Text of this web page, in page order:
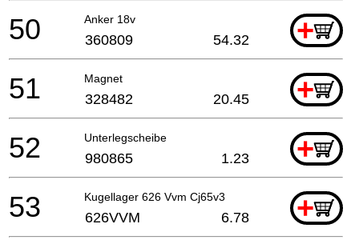
Anker 18v +
50 360809 54.32
Magnet +
51 328482 20.45
Unterlegscheibe +
52 980865 1.23
Kugellager 626 Vvm Cj65v3 +
53 626VVM 6.78